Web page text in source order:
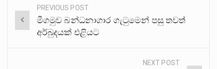
Post
navigation
PREVIOUS POST
මීගමුව බන්ධනාගාර ගැටුමෙන් පසු තවත්
අර්බුදයක් එළියට
NEXT POST